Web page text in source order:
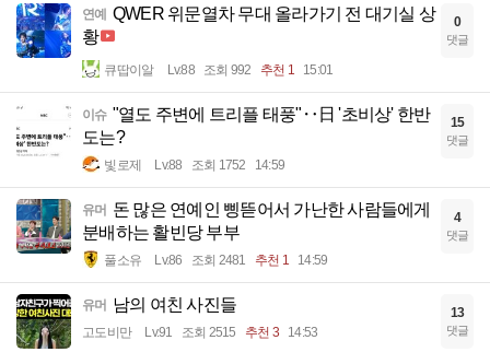
연예
QWER 위문열차 무대 올라가기 전 대기실 상
황
큐땁이알 Lv.88 조회 992 추천 1 15:01
0
댓글
이슈 "열도 주변에 트리플 태풍"‥日 '초비상' 한반
도는?
빛로제 Lv.88 조회 1752 14:59
15
댓글
유머 돈 많은 연예인 삥뜯어서 가난한 사람들에게
분배하는 활빈당 부부
풀소유 Lv.86 조회 2481 추천 1 14:59
4
댓글
유머 남의 여친 사진들
고도비만 Lv.91 조회 2515 추천 3 14:53
13
댓글